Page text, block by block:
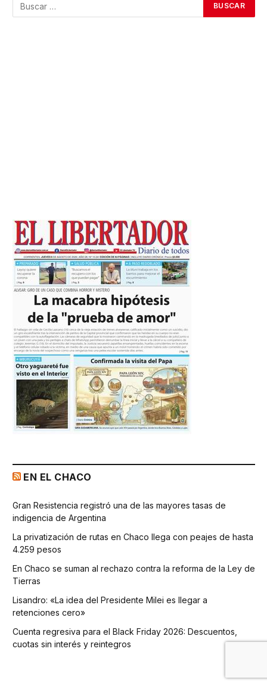
EN EL CHACO
Gran Resistencia registró una de las mayores tasas de
indigencia de Argentina
La privatización de rutas en Chaco llega con peajes de hasta
4.259 pesos
En Chaco se suman al rechazo contra la reforma de la Ley de
Tierras
Lisandro: «La idea del Presidente Milei es llegar a
retenciones cero»
Cuenta regresiva para el Black Friday 2026: Descuentos,
cuotas sin interés y reintegros